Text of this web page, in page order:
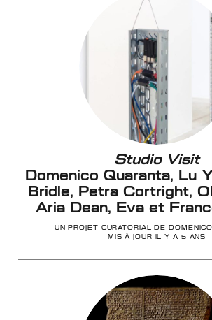
Studio Visit
Domenico Quaranta, Lu
Bridle, Petra Cortright,
Aria Dean, Eva et
UN PROJET CURATORIAL DE
MIS À JOUR IL Y A 5 ANS